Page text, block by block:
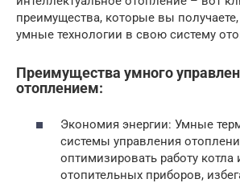
преимущества, которые вы получаете,
умные технологии в свою систему
Преимущества умного
отоплением:
Экономия энергии: Умные
системы управления
оптимизировать работу котла
отопительных приборов,